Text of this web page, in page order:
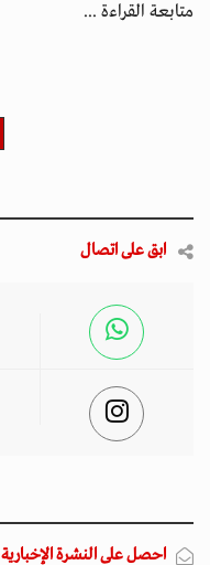
متابعة القراءة ...
ابق على اتصال
احصل على النشرة الإخبارية